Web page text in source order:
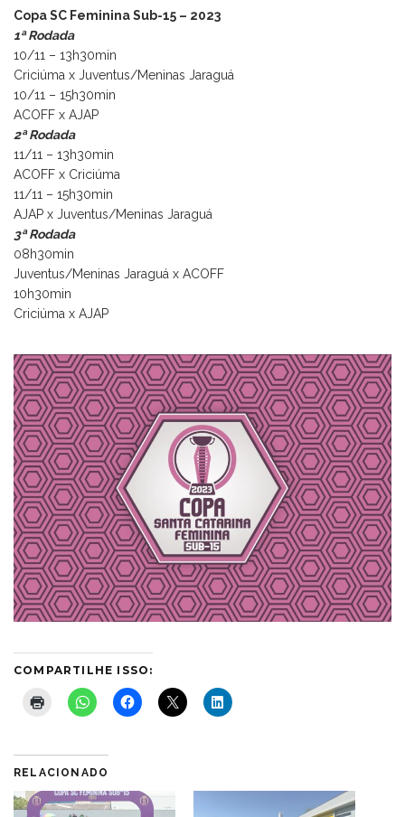
Copa SC Feminina Sub-15 – 2023
1ª Rodada
10/11 – 13h30min
Criciúma x Juventus/Meninas Jaraguá
10/11 – 15h30min
ACOFF x AJAP
2ª Rodada
11/11 – 13h30min
ACOFF x Criciúma
11/11 – 15h30min
AJAP x Juventus/Meninas Jaraguá
3ª Rodada
08h30min
Juventus/Meninas Jaraguá x ACOFF
10h30min
Criciúma x AJAP
COMPARTILHE ISSO:
RELACIONADO